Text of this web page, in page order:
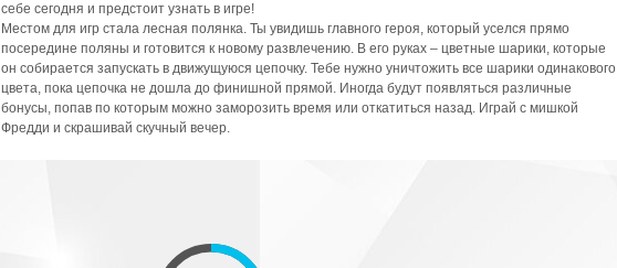
себе сегодня и предстоит узнать в игре!
Местом для игр стала лесная полянка. Ты увидишь главного героя, который уселся прямо
посередине поляны и готовится к новому развлечению. В его руках – цветные шарики, которые
он собирается запускать в движущуюся цепочку. Тебе нужно уничтожить все шарики одинакового
цвета, пока цепочка не дошла до финишной прямой. Иногда будут появляться различные
бонусы, попав по которым можно заморозить время или откатиться назад. Играй с мишкой
Фредди и скрашивай скучный вечер.